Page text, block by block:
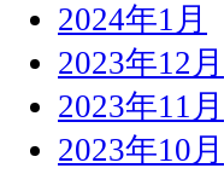
2024年1月
2023年12月
2023年11月
2023年10月